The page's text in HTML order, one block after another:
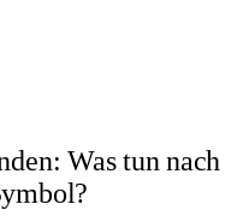
Was tun nach